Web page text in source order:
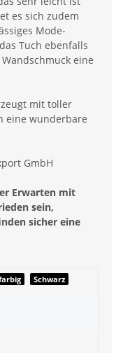
es sich zudem
Mode-
Tuch ebenfalls
eine
mit toller
eine wunderbare
GmbH
Erwarten mit
sein,
sicher eine
Schwarz